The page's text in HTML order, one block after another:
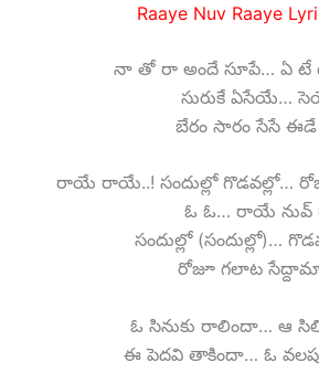
Raaye Nuv Raaye
నా తో రా అందే సూపే… ఏ టే
సురుకే ఏసేయే…
బేరం సారం సేసే
రాయే రాయే..! సందుల్లో గొడవల్లో…
ఓ ఓ… రాయే
సందుల్లో (సందుల్లో)…
రోజూ గలాట
ఓ సినుకు రాలిందా… ఆ
ఈ పెదవి తాకిందా… ఓ